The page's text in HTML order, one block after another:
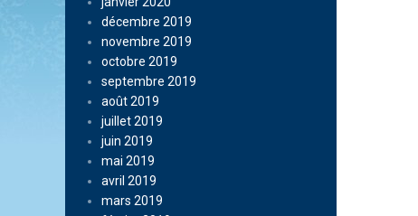
décembre 2019
novembre 2019
octobre 2019
septembre 2019
août 2019
juillet 2019
juin 2019
mai 2019
avril 2019
mars 2019